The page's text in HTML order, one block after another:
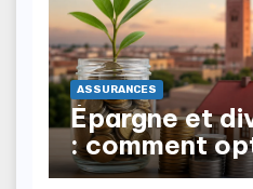
ASSURANCES
Épargne et
: comment
patrimoine